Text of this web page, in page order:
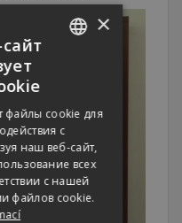
RUSSIAN
GERMAN
×
файлы cookie для
с
наш веб-сайт,
всех
с нашей
файлов cookie.